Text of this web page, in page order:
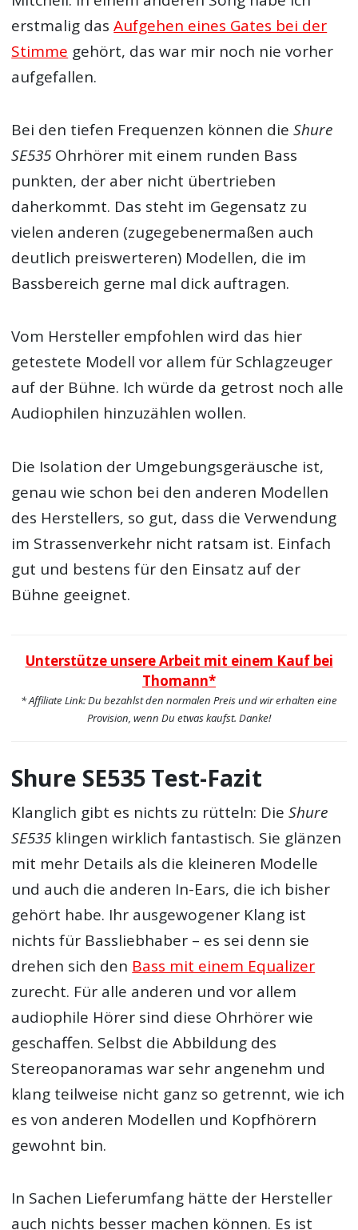
erstmalig dasAufgehen eines Gates bei der
Stimme gehört, das war mir noch nie vorher
aufgefallen.
Bei den tiefen Frequenzen können dieShure
SE535 Ohrhörer mit einem runden Bass
punkten, der aber nicht übertrieben
daherkommt. Das steht im Gegensatz zu
vielen anderen (zugegebenermaßen auch
deutlich preiswerteren) Modellen, die im
Bassbereich gerne mal dick auftragen.
Vom Hersteller empfohlen wird das hier
getestete Modell vor allem für Schlagzeuger
auf der Bühne. Ich würde da getrost noch alle
Audiophilen hinzuzählen wollen.
Die Isolation der Umgebungsgeräusche ist,
genau wie schon bei den anderen Modellen
des Herstellers, so gut, dass die Verwendung
im Strassenverkehr nicht ratsam ist. Einfach
gut und bestens für den Einsatz auf der
Bühne geeignet.
Unterstütze unsere Arbeit mit einem Kauf bei
Thomann*
* Affiliate Link: Du bezahlst den normalen Preis und wir erhalten eine
Provision, wenn Du etwas kaufst. Danke!
Shure SE535 Test-Fazit
Klanglich gibt es nichts zu rütteln: DieShure
SE535 klingen wirklich fantastisch. Sie glänzen
mit mehr Details als die kleineren Modelle
und auch die anderen In-Ears, die ich bisher
gehört habe. Ihr ausgewogener Klang ist
nichts für Bassliebhaber – es sei denn sie
drehen sich den Bass mit einem Equalizer
zurecht. Für alle anderen und vor allem
audiophile Hörer sind diese Ohrhörer wie
geschaffen. Selbst die Abbildung des
Stereopanoramas war sehr angenehm und
klang teilweise nicht ganz so getrennt, wie ich
es von anderen Modellen und Kopfhörern
gewohnt bin.
In Sachen Lieferumfang hätte der Hersteller
auch nichts besser machen können. Es ist